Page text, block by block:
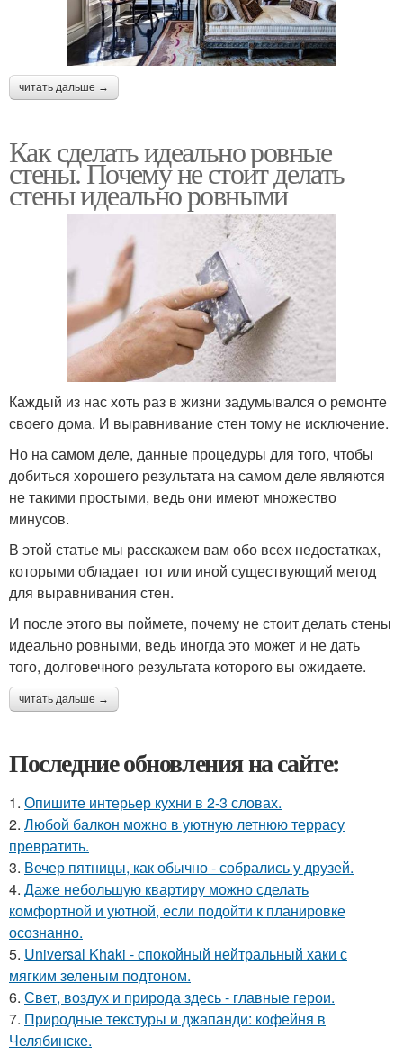
читать дальше →
Как сделать идеально ровные
стены. Почему не стоит делать
стены идеально ровными
Каждый из нас хоть раз в жизни задумывался о ремонте
своего дома. И выравнивание стен тому не исключение.
Но на самом деле, данные процедуры для того, чтобы
добиться хорошего результата на самом деле являются
не такими простыми, ведь они имеют множество
минусов.
В этой статье мы расскажем вам обо всех недостатках,
которыми обладает тот или иной существующий метод
для выравнивания стен.
И после этого вы поймете, почему не стоит делать стены
идеально ровными, ведь иногда это может и не дать
того, долговечного результата которого вы ожидаете.
читать дальше →
Последние обновления на сайте:
1. Опишите интерьер кухни в 2-3 словах.
2. Любой балкон можно в уютную летнюю террасу
превратить.
3. Вечер пятницы, как обычно - собрались у друзей.
4. Даже небольшую квартиру можно сделать
комфортной и уютной, если подойти к планировке
осознанно.
5. Universal Khaki - спокойный нейтральный хаки с
мягким зеленым подтоном.
6. Свет, воздух и природа здесь - главные герои.
7. Природные текстуры и джапанди: кофейня в
Челябинске.